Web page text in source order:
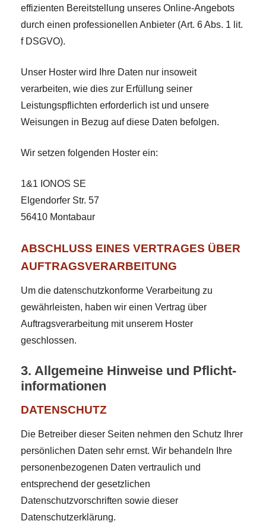
effizienten Bereitstellung unseres Online-Angebots
durch einen professionellen Anbieter (Art. 6 Abs. 1 lit.
f DSGVO).
Unser Hoster wird Ihre Daten nur insoweit
verarbeiten, wie dies zur Erfüllung seiner
Leistungspflichten erforderlich ist und unsere
Weisungen in Bezug auf diese Daten befolgen.
Wir setzen folgenden Hoster ein:
1&1 IONOS SE
Elgendorfer Str. 57
56410 Montabaur
ABSCHLUSS EINES VERTRAGES ÜBER
AUFTRAGSVERARBEITUNG
Um die datenschutzkonforme Verarbeitung zu
gewährleisten, haben wir einen Vertrag über
Auftragsverarbeitung mit unserem Hoster
geschlossen.
3. Allgemeine Hinweise und Pflicht­
informationen
DATENSCHUTZ
Die Betreiber dieser Seiten nehmen den Schutz Ihrer
persönlichen Daten sehr ernst. Wir behandeln Ihre
personenbezogenen Daten vertraulich und
entsprechend der gesetzlichen
Datenschutzvorschriften sowie dieser
Datenschutzerklärung.